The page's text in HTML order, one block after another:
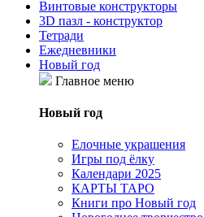
Винтовые конструкторы
3D пазл - конструктор
Тетради
Ежедневники
Новый год
Главное меню
Новый год
Елочные украшения
Игры под ёлку
Календари 2025
КАРТЫ ТАРО
Книги про Новый год